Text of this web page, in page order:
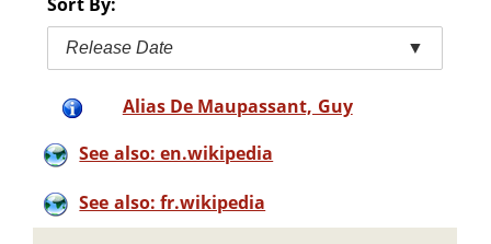
Release Date ▼
Alias De Maupassant, Guy
See also: en.wikipedia
See also: fr.wikipedia